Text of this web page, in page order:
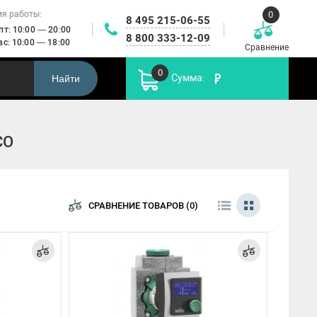
работы:
10:00 — 20:00
10:00 — 18:00
8 495 215-06-55
8 800 333-12-09
0
Сравнение
Найти
0 Сумма:
СРАВНЕНИЕ ТОВАРОВ (0)